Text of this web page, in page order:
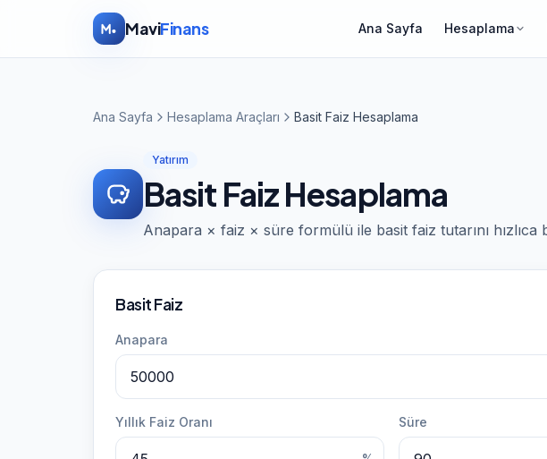
MaviFinans Ana Sayfa Hesaplama
Ana Sayfa Hesaplama Araçları Basit Faiz Hesaplama
Yatırım
Basit Faiz Hesaplama
Anapara × faiz × süre formülü ile basit faiz tutarını hızlıca
Basit Faiz
Anapara
Yıllık Faiz Oranı Süre